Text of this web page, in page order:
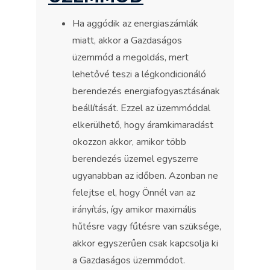
Ha aggódik az energiaszámlák
miatt, akkor a Gazdaságos
üzemmód a megoldás, mert
lehetővé teszi a légkondicionáló
berendezés energiafogyasztásának
beállítását. Ezzel az üzemmóddal
elkerülhető, hogy áramkimaradást
okozzon akkor, amikor több
berendezés üzemel egyszerre
ugyanabban az időben. Azonban ne
felejtse el, hogy Önnél van az
irányítás, így amikor maximális
hűtésre vagy fűtésre van szüksége,
akkor egyszerűen csak kapcsolja ki
a Gazdaságos üzemmódot.